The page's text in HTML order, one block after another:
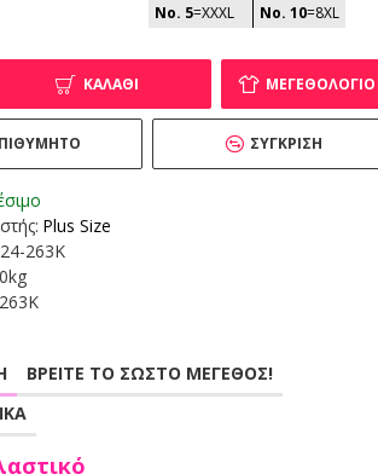
Plus Size
263K
No. 5=XXXL No. 10=8XL
ΚΑΛΆΘΙ ΜΕΓΕΘΟΛΌΓΙΟ
ΣΎΓΚΡΙΣΗ
ΒΡΕΙΤΕ ΤΟ ΣΩΣΤΟ ΜΕΓΕΘΟΣ!